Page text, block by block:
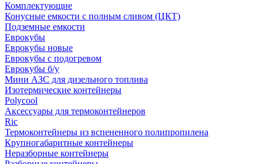
Комплектующие
Конусные емкости с полным сливом (ЦКТ)
Подземные емкости
Еврокубы
Еврокубы новые
Еврокубы с подогревом
Еврокубы б/у
Мини АЗС для дизельного топлива
Изотермические контейнеры
Polycool
Аксессуары для термоконтейнеров
Ric
Термоконтейнеры из вспененного полипропилена
Крупногабаритные контейнеры
Неразборные контейнеры